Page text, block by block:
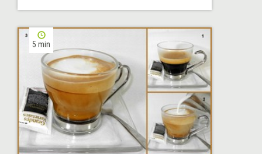
5 min